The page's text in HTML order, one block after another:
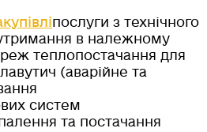
послуги з технічного
в належному
теплопостачання для
(аварійне та
систем
та постачання